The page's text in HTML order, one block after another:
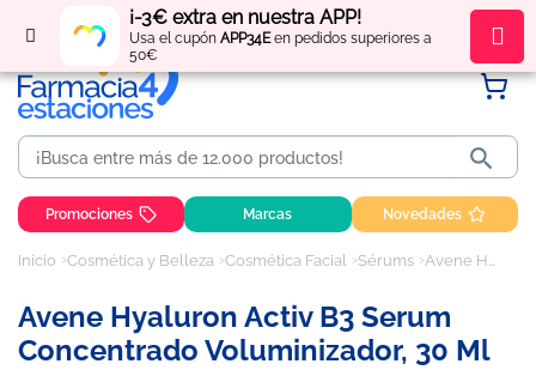
¡-3€ extra en nuestra APP!
Usa el cupón APP34Een pedidos superiores a
50€
Regístratey obténpuntos por tus compras

Promociones Marcas Novedades
Inicio Cosmética y Belleza Cosmética Facial Sérums Avene Hyaluron activ B3 serum concentrado voluminizador, 30 ml
Avene Hyaluron Activ B3 Serum
Concentrado Voluminizador, 30 Ml